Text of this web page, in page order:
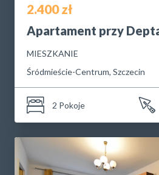
2.400 zł
Apartament przy
MIESZKANIE
Śródmieście-Centrum, Szczecin
2 Pokoje